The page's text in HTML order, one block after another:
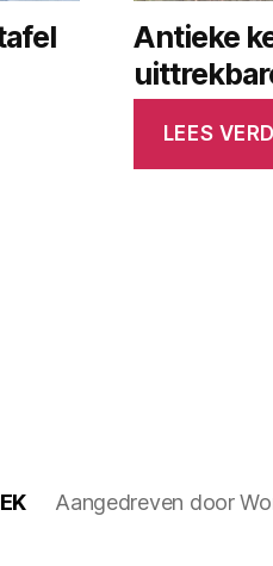
Antieke
LEES
Aangedreven door